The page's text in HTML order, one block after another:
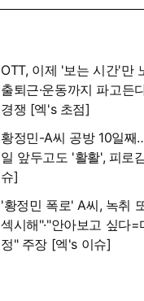
OTT, 이제 '보는 시간'만
출퇴근·운동까지 파고든
경쟁 [엑's 초점]
황정민-A씨 공방 10일째
일 앞두고도 '활활', 피로
슈]
'황정민 폭로' A씨, 녹취
섹시해"·"안아보고 싶다
정" 주장 [엑's 이슈]